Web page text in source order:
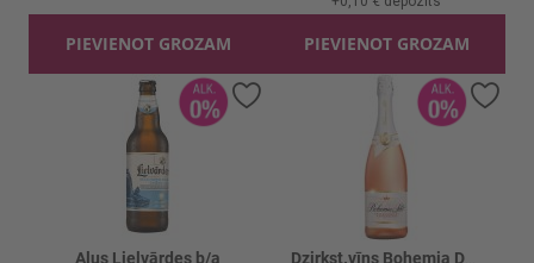
PIEVIENOT GROZAM PIEVIENOT GROZAM
Alus Lielvārdes b/a
Pievienot vēlmju sarakstam